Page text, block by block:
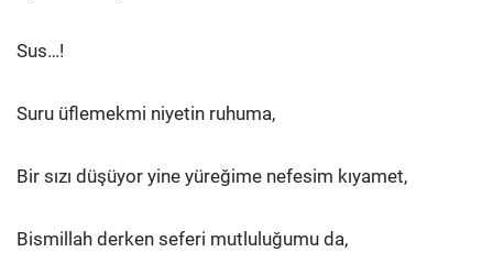
Sus…!
Suru üflemekmi niyetin ruhuma,
Bir sızı düşüyor yine yüreğime nefesim kıyamet,
Bismillah derken seferi mutluluğumu da,